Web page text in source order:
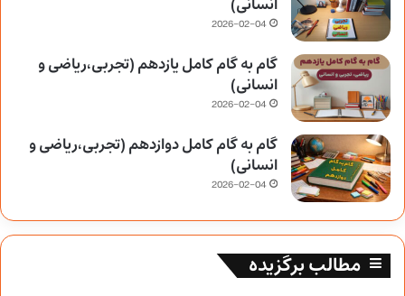
2026-02-04
گام به گام کامل یازدهم (تجربی،ریاضی و
انسانی)
2026-02-04
گام به گام کامل دوازدهم (تجربی،ریاضی و
انسانی)
2026-02-04
مطالب برگزیده